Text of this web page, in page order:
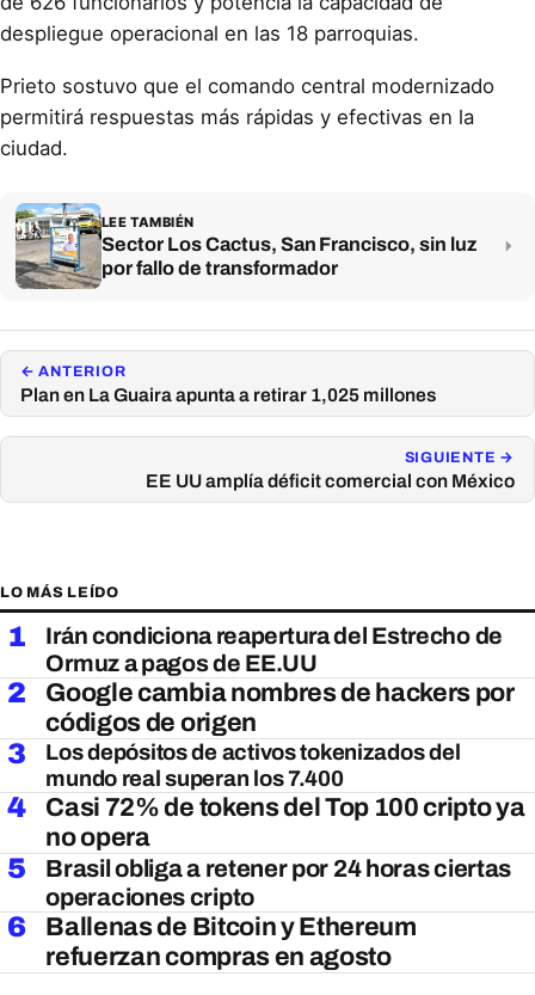
despliegue operacional en las 18 parroquias.
Prieto sostuvo que el comando central modernizado
permitirá respuestas más rápidas y efectivas en la
ciudad.
LEE TAMBIÉN
Sector Los Cactus, San Francisco, sin luz
por fallo de transformador
← ANTERIOR
Plan en La Guaira apunta a retirar 1,025 millones
SIGUIENTE →
EE UU amplía déficit comercial con México
LO MÁS LEÍDO
1
Irán condiciona reapertura del Estrecho de
Ormuz a pagos de EE.UU
2
Google cambia nombres de hackers por
códigos de origen
3
Los depósitos de activos tokenizados del
mundo real superan los 7.400
4
Casi 72% de tokens del Top 100 cripto ya
no opera
5
Brasil obliga a retener por 24 horas ciertas
operaciones cripto
6
Ballenas de Bitcoin y Ethereum
refuerzan compras en agosto